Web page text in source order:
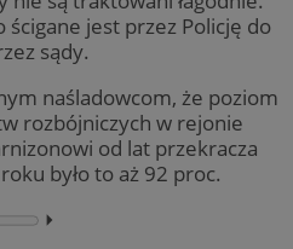
jest przez Policję do
sądy.
naśladowcom, że poziom
rozbójniczych w rejonie
od lat przekracza
było to aż 92 proc.
⏵︎